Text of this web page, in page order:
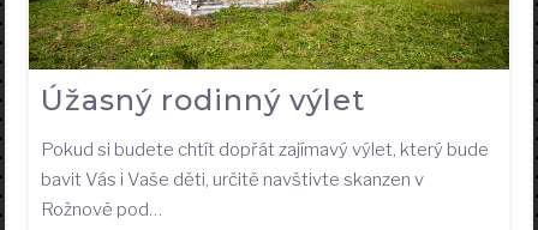
Úžasný rodinný výlet
Pokud si budete chtít dopřát zajímavý výlet, který bude
bavit Vás i Vaše děti, určitě navštivte skanzen v
Rožnově pod…